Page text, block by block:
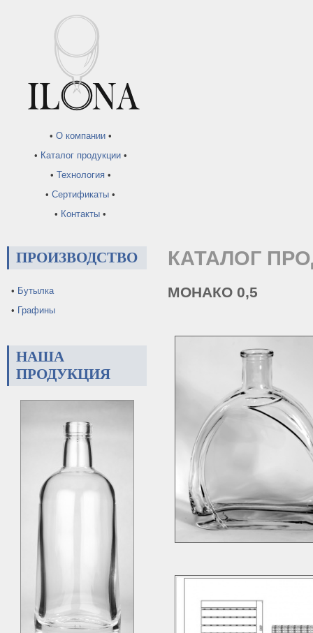
• О компании•
• Каталог продукции•
• Технология•
• Сертификаты •
• Контакты •
ПРОИЗВОДСТВО
• Бутылка
• Графины
НАША
ПРОДУКЦИЯ
КАТАЛОГ
МОНАКО 0,5